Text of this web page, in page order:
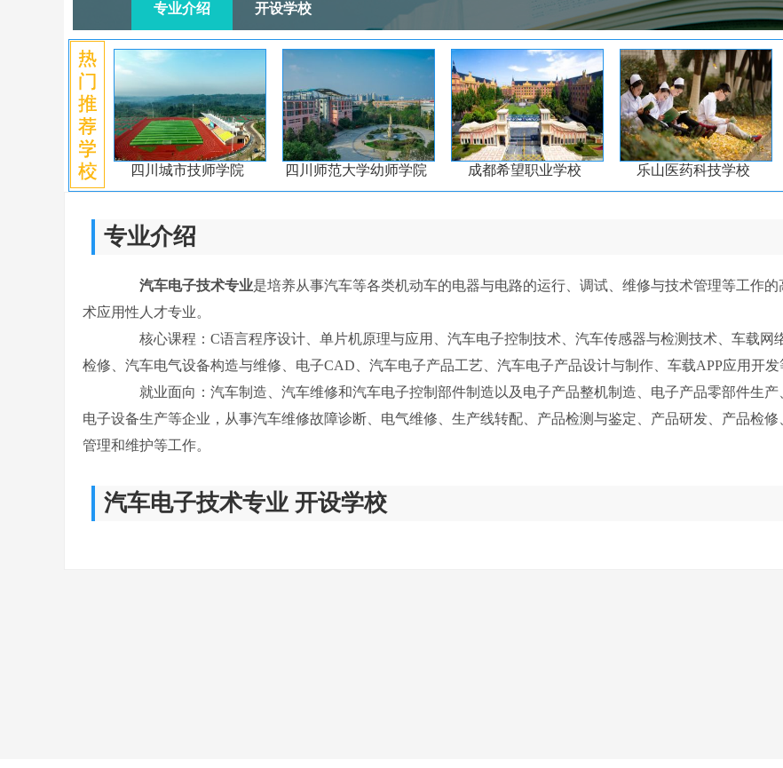
专业介绍 开设学校
四川城市技师学院 四川师范大学幼师学院 成都希望职业学校 乐山医药科技学校
专业介绍
汽车电子技术专业是培养从事汽车等各类机动车的电器与电路的运行、调试、维修与技术管理等工作的
术应用性人才专业。
核心课程：C语言程序设计、单片机原理与应用、汽车电子控制技术、汽车传感器与检测技术、车载网
检修、汽车电气设备构造与维修、电子CAD、汽车电子产品工艺、汽车电子产品设计与制作、车载APP应用开发
就业面向：汽车制造、汽车维修和汽车电子控制部件制造以及电子产品整机制造、电子产品零部件生产
电子设备生产等企业，从事汽车维修故障诊断、电气维修、生产线转配、产品检测与鉴定、产品研发、产品检修
管理和维护等工作。
汽车电子技术专业 开设学校